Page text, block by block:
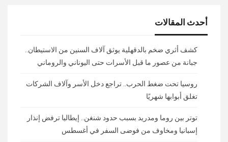
أحدث المقالات
كشف أثري ضخم بالدقهلية يوثق آلاف السنين من الاستيطان..
جبانة من عصور ما قبل الأسرات حتى اليوناني والروماني
روسيا تحت ضغط الحرب.. تراجع دخل الأسر وآلاف الشركات
تغلق أبوابها شهريًا
توتر بين روما ومدريد بسبب حدود شنغن.. إيطاليا ترفض إنذار
إسبانيا ومخاوف من فوضى السفر في أغسطس